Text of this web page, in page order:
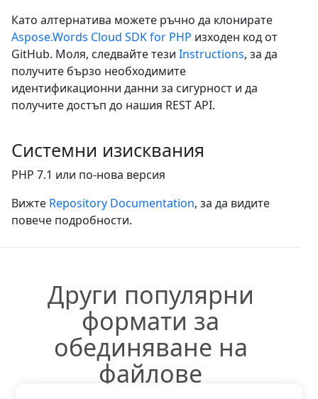
Като алтернатива можете ръчно да клонирате
Aspose.Words Cloud SDK for PHP изходен код от
GitHub. Моля, следвайте тези Instructions, за да
получите бързо необходимите
идентификационни данни за сигурност и да
получите достъп до нашия REST API.
Системни изисквания
PHP 7.1 или по-нова версия
Вижте Repository Documentation, за да видите
повече подробности.
Други популярни
формати за
обединяване на
файлове